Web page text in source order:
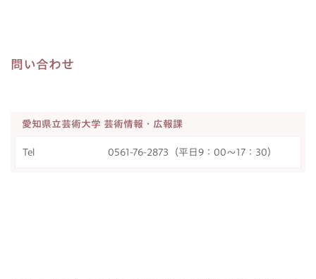
問い合わせ
愛知県立芸術大学 芸術情報・広報課
Tel 0561-76-2873（平日9：00～17：30）